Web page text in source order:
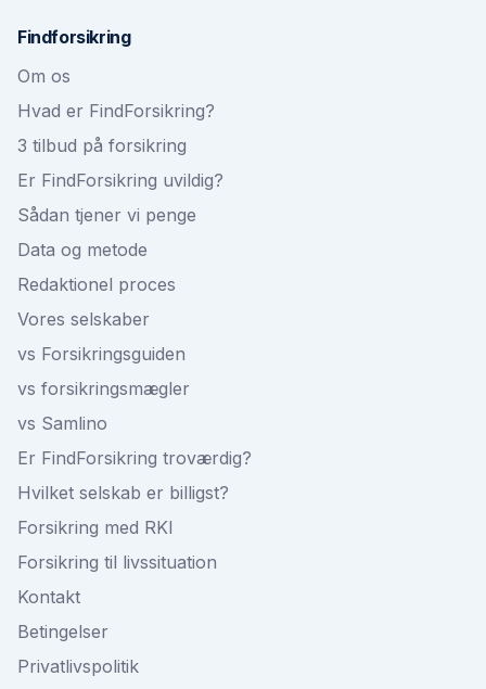
Findforsikring
Om os
Hvad er FindForsikring?
3 tilbud på forsikring
Er FindForsikring uvildig?
Sådan tjener vi penge
Data og metode
Redaktionel proces
Vores selskaber
vs Forsikringsguiden
vs forsikringsmægler
vs Samlino
Er FindForsikring troværdig?
Hvilket selskab er billigst?
Forsikring med RKI
Forsikring til livssituation
Kontakt
Betingelser
Privatlivspolitik